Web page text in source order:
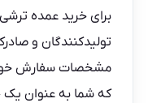
برایخرید عمده ترشی
تولیدکنندگان و
مشخصات سفارش خود
که شما به عنوان یک